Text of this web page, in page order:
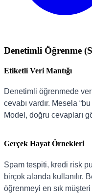
Denetimli Öğrenme
Etiketli Veri Mantığı
Denetimli öğrenmede
cevabı vardır. Mesela
Model, doğru cevapları
Gerçek Hayat Örnekleri
Spam tespiti, kredi risk
birçok alanda kullanılır.
öğrenmeyi en sık